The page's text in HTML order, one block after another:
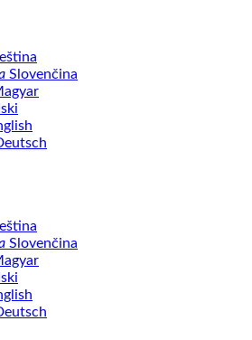
Slovenčina
Slovenčina